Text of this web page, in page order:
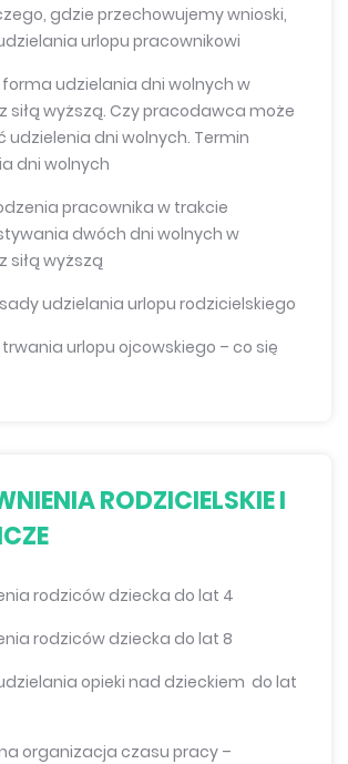
gdzie przechowujemy wnioski,
urlopu pracownikowi
forma udzielania dni wolnych w
siłą wyższą. Czy pracodawca może
udzielenia dni wolnych. Termin
dni wolnych
pracownika w trakcie
dwóch dni wolnych w
siłą wyższą
udzielania urlopu rodzicielskiego
trwania urlopu ojcowskiego – co się
RODZICIELSKIE I
rodziców dziecka do lat 4
rodziców dziecka do lat 8
opieki nad dzieckiem do lat
organizacja czasu pracy –